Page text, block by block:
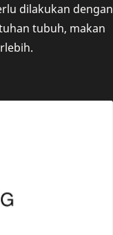
dilakukan dengan
tubuh, makan